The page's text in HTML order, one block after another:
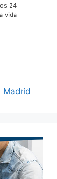
24
vida
Madrid